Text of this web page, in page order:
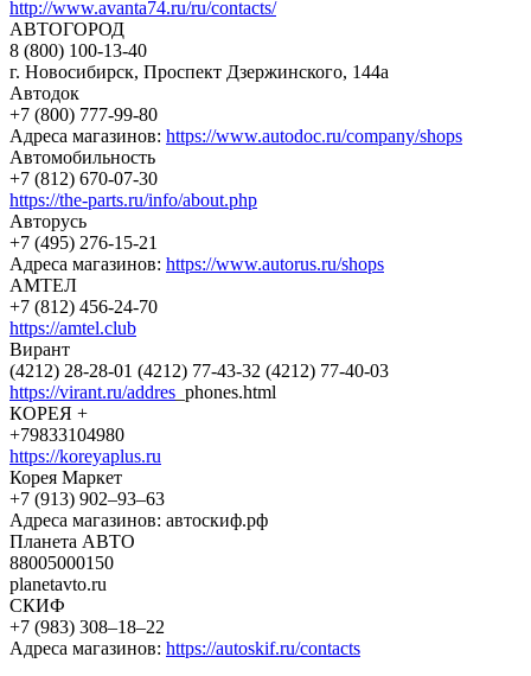
http://www.avanta74.ru/ru/contacts/
АВТОГОРОД
8 (800) 100-13-40
г. Новосибирск, Проспект Дзержинского, 144а
Автодок
+7 (800) 777-99-80
Адреса магазинов: https://www.autodoc.ru/company/shops
Автомобильность
+7 (812) 670-07-30
https://the-parts.ru/info/about.php
Авторусь
+7 (495) 276-15-21
Адреса магазинов: https://www.autorus.ru/shops
АМТЕЛ
+7 (812) 456-24-70
https://amtel.club
Вирант
(4212) 28-28-01 (4212) 77-43-32 (4212) 77-40-03
https://virant.ru/addres _phones.html
КОРЕЯ +
+79833104980
https://koreyaplus.ru
Корея Маркет
+7 (913) 902‒93‒63
Адреса магазинов: автоскиф.рф
Планета АВТО
88005000150
planetavto.ru
СКИФ
+7 (983) 308‒18‒22
Адреса магазинов: https://autoskif.ru/contacts